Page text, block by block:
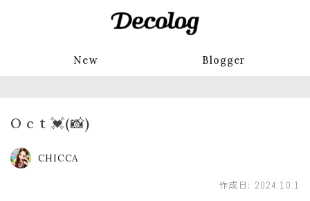
New Blogger
O c t 💓(📸)
CHICCA
作成日: 2024.10.1